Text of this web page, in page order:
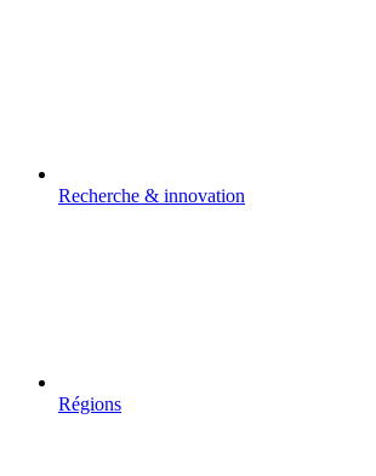
Recherche & innovation
Régions